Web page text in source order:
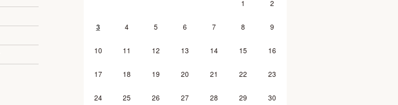
1 2
3 4 5 6 7 8 9
10 11 12 13 14 15 16
17 18 19 20 21 22 23
24 25 26 27 28 29 30